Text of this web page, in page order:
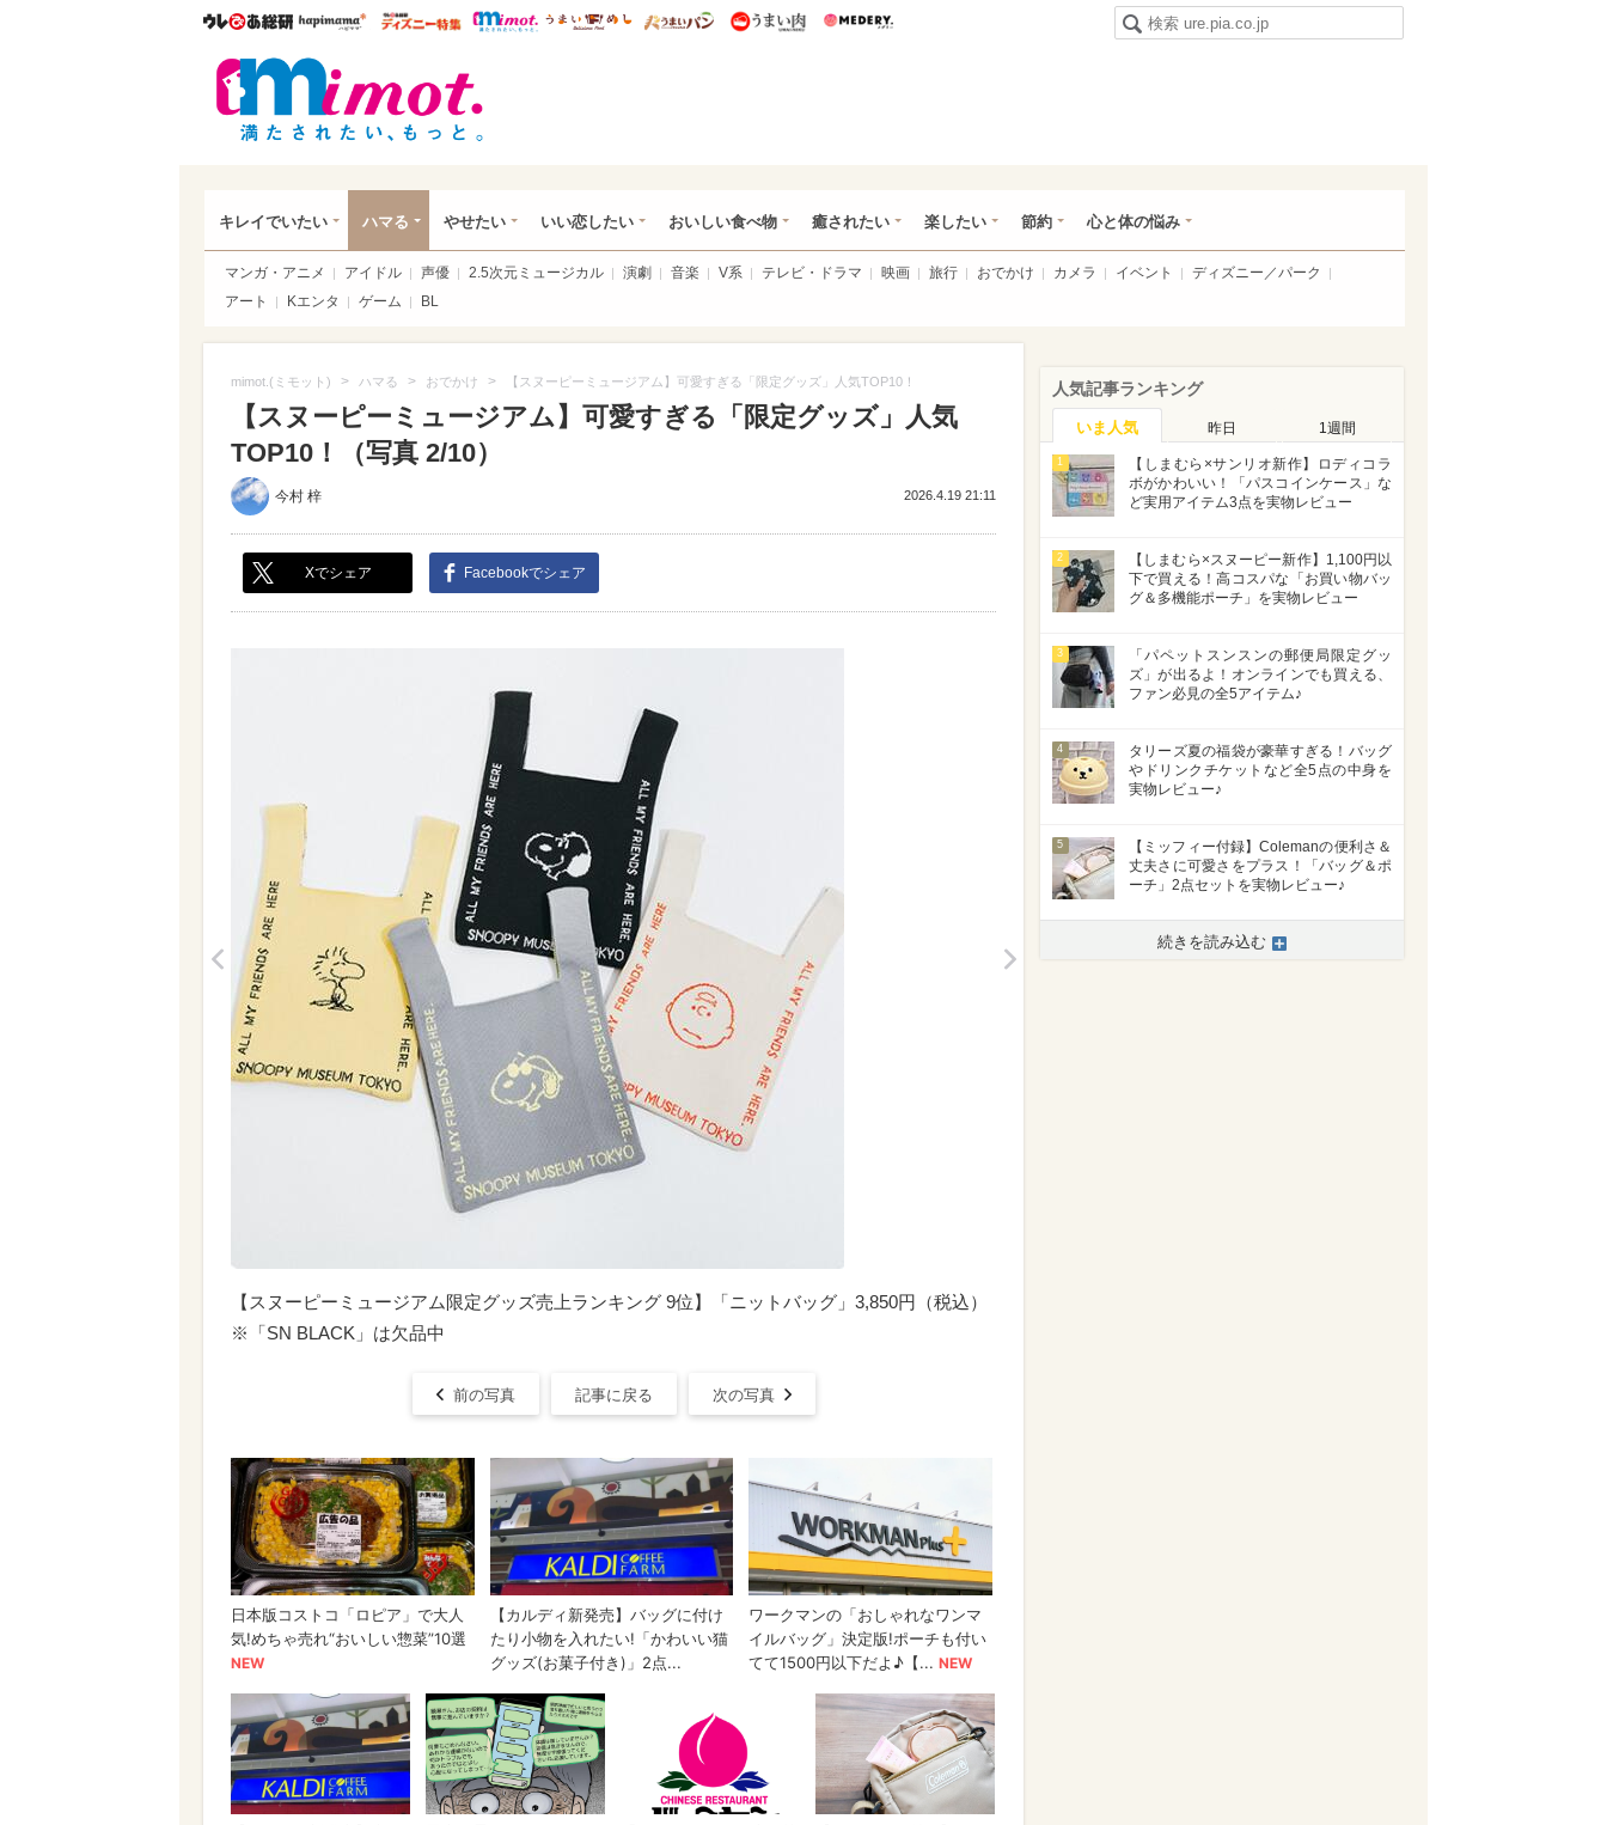
ウレぴあ総研ハピママ* ウレぴあ総研 ディズニー特集
mimot. うまいめし うまいパン うまい肉
キレイでいたい ハマる やせたい いい恋したい おいしい食べ物 癒されたい 楽したい 節約 心と体の悩み
マンガ・アニメ アイドル 声優 2.5次元ミュージカル 演劇 音楽 V系 テレビ・ドラマ 映画 旅行 おでかけ カメラ イベント
ディズニー／パーク
アート
Kエンタ ゲーム BL
mimot.(ミモット) > ハマる > おでかけ > 【スヌーピーミュージアム】可愛すぎる「限定グッズ」人気TOP10！
【スヌーピーミュージアム】可愛すぎる「限定グッズ」人気
TOP10！（写真 2/10）
今村 梓 2026.4.19 21:11
Xでシェア Facebookでシェア
【スヌーピーミュージアム限定グッズ売上ランキング 9位】「ニットバッグ」3,850円（税込）
※「SN BLACK」は欠品中
前の写真 記事に戻る 次の写真
人気記事ランキング
いま人気 昨日 1週間
1
【しまむら×サンリオ新作】ロディコラ
ボがかわいい！「パスコインケース」な
ど実用アイテム3点を実物レビュー
2
【しまむら×スヌーピー新作】1,100円以
下で買える！高コスパな「お買い物バッ
グ＆多機能ポーチ」を実物レビュー
3
「パペットスンスンの郵便局限定グッ
ズ」が出るよ！オンラインでも買える、
ファン必見の全5アイテム♪
4
タリーズ夏の福袋が豪華すぎる！バッグ
やドリンクチケットなど全5点の中身を
実物レビュー♪
5
【ミッフィー付録】Colemanの便利さ＆
丈夫さに可愛さをプラス！「バッグ＆ポ
ーチ」2点セットを実物レビュー♪
続きを読み込む